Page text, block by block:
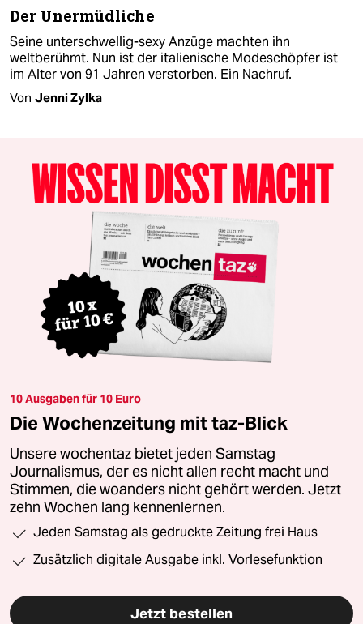
Der Unermüdliche
Seine unterschwellig-sexy Anzüge machten ihn
weltberühmt. Nun ist der italienische Modeschöpfer ist
im Alter von 91 Jahren verstorben. Ein Nachruf.
Von Jenni Zylka
10 Ausgaben für 10 Euro
Die Wochenzeitung mit taz-Blick
Unsere wochentaz bietet jeden Samstag
Journalismus, der es nicht allen recht macht und
Stimmen, die woanders nicht gehört werden. Jetzt
zehn Wochen lang kennenlernen.
Jeden Samstag als gedruckte Zeitung frei Haus
Zusätzlich digitale Ausgabe inkl. Vorlesefunktion
Jetzt bestellen